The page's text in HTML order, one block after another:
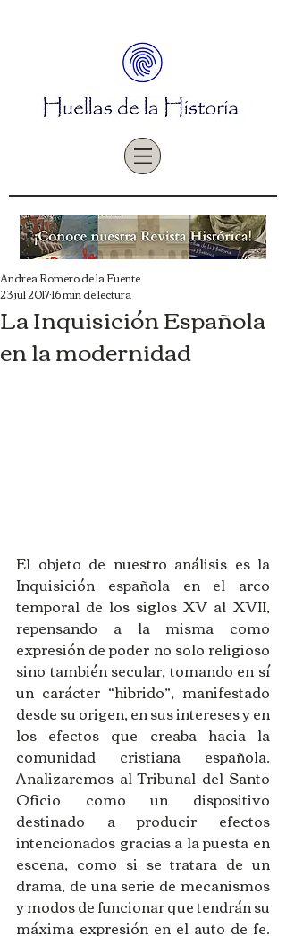
La Inquisición Española
en la modernidad
Andrea Romero de la Fuente
23 jul 201716 min de lectura
El objeto de nuestro análisis es la
Inquisición española en el arco
temporal de los siglos XV al XVII,
repensando a la misma como
expresión de poder no solo religioso
sino también secular, tomando en sí
un carácter “hibrido”, manifestado
desde su origen, en sus intereses y en
los efectos que creaba hacia la
comunidad cristiana española.
Analizaremos al Tribunal del Santo
Oficio como un dispositivo
destinado a producir efectos
intencionados gracias a la puesta en
escena, como si se tratara de un
drama, de una serie de mecanismos
y modos de funcionar que tendrán su
máxima expresión en el auto de fe.